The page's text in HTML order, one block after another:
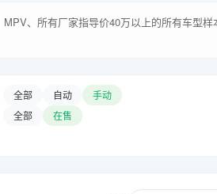
、所有厂家指导价40万以上的所有车型样
全部 自动 手动
全部 在售